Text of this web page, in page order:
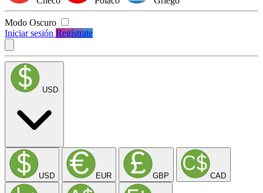
Modo Oscuro
Iniciar sesión Regístrate
USD
USD EUR GBP CAD